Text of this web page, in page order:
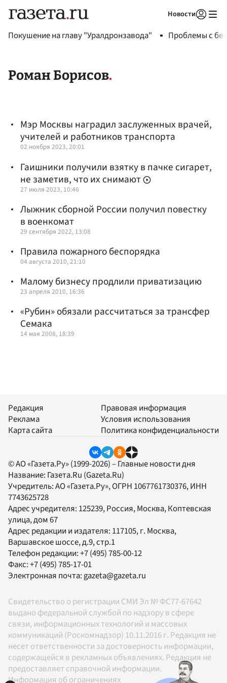
Новости
Покушение на главу "Уралдронзавода" Проблемы с
Роман Борисов
Мэр Москвы наградил заслуженных врачей,
учителей и работников транспорта
02 ноября 2023, 20:01
Гаишники получили взятку в пачке сигарет,
не заметив, что их снимают
27 июля 2023, 10:46
Лыжник сборной России получил повестку
в военкомат
29 сентября 2022, 13:08
Правила пожарного беспорядка
04 августа 2010, 21:10
Малому бизнесу продлили приватизацию
23 апреля 2010, 16:36
«Рубин» обязали рассчитаться за трансфер
Семака
14 мая 2008, 18:39
Редакция
Реклама
Карта сайта
Правовая информация
Условия использования
Политика конфиденциальности
© АО «Газета.Ру» (1999-2026) – Главные новости дня
Название: Газета.Ru (Gazeta.Ru)
Учредитель:АО «Газета.Ру», ОГРН 1067761730376, ИНН
7743625728
Адрес учредителя: 125239, Россия, Москва, Коптевская
улица, дом 67
Адрес редакции и издателя: 117105, г. Москва,
Варшавское шоссе, д.9, стр.1
Телефон редакции:+7 (495) 785-00-12
Факс:+7 (495) 785-17-01
Электронная почта:gazeta@gazeta.ru
Свидетельство о регистрации СМИ Эл № ФС77-67642
выдано федеральной службой по надзору в сфере
связи, информационных технологий и массовых
коммуникаций (Роскомнадзор) 10.11.2016 г. Редакция не
несет ответственности за достоверность информации,
содержащейся в рекламных объявлениях. Редакция не
предоставляет справочной информации.
Информация об ограничениях